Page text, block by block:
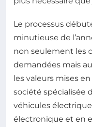
Le processus
minutieuse de
non seulement les
demandées mais
les valeurs mises
société spécialisée
véhicules
électronique et en